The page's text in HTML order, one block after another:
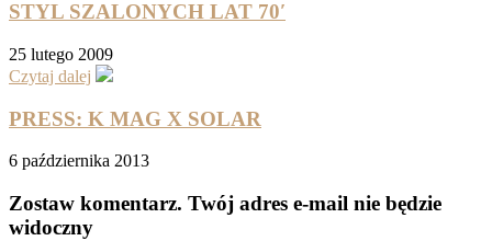
STYL SZALONYCH LAT 70′
25 lutego 2009
Czytaj dalej
PRESS: K MAG X SOLAR
6 października 2013
Zostaw komentarz. Twój adres e-mail nie będzie
widoczny